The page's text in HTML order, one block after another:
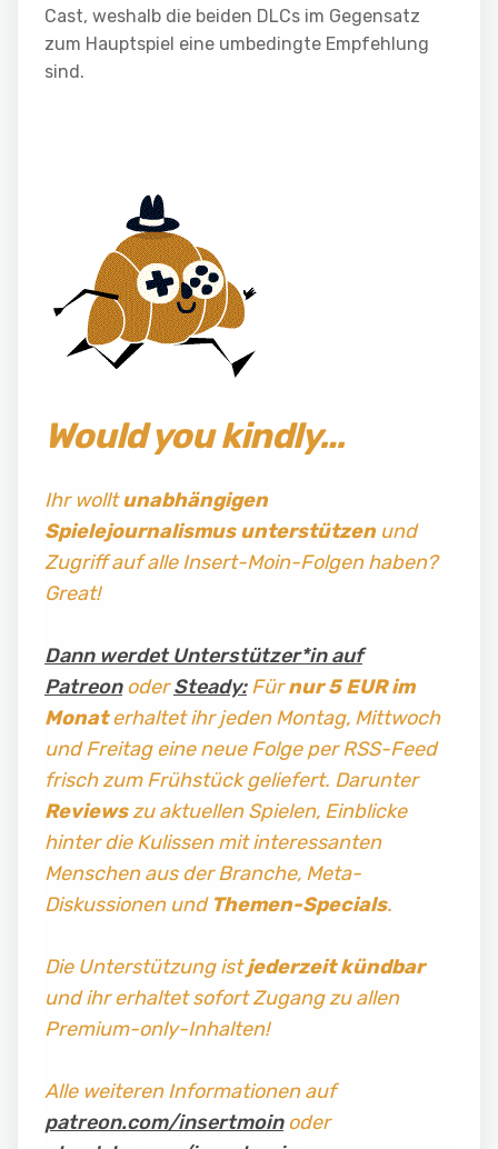
Cast, weshalb die beiden DLCs im Gegensatz
zum Hauptspiel eine umbedingte Empfehlung
sind.
Would you kindly…
Ihr wolltunabhängigen
Spielejournalismus unterstützenund
Zugriff auf alle Insert-Moin-Folgen haben?
Great!
Dann werdet Unterstützer*in auf
PatreonoderSteady:Fürnur 5 EUR im
Monaterhaltet ihr jeden Montag, Mittwoch
und Freitag eine neue Folge per RSS-Feed
frisch zum Frühstück geliefert. Darunter
Reviewszu aktuellen Spielen, Einblicke
hinter die Kulissen mit interessanten
Menschen aus der Branche, Meta-
Diskussionen und Themen-Specials.
Die Unterstützung istjederzeit kündbar
und ihr erhaltet sofort Zugang zu allen
Premium-only-Inhalten!
Alle weiteren Informationen auf
patreon.com/insertmoinoder